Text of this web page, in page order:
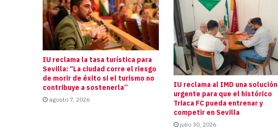
IU reclama la tasa turística para
Sevilla: “La ciudad corre el riesgo
de morir de éxito si el turismo no
contribuye a sostenerla”
agosto 7, 2026
IU reclama al IMD una solución
urgente para que el histórico
Triaca FC pueda entrenar y
competir en Sevilla
julio 30, 2026